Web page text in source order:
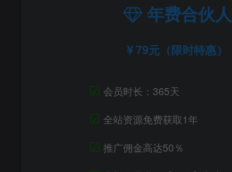
年费合伙人
79元（限时特惠）
☑ 会员时长：365天
☑ 全站资源免费获取1年
☑ 推广佣金高达50％